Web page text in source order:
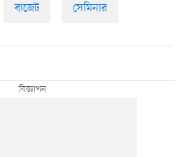
বাজেট সেমিনার